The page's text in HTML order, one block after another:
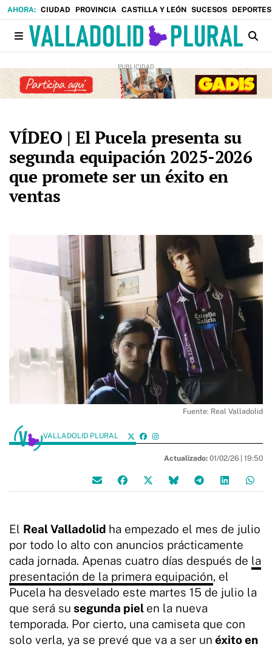
CIUDAD PROVINCIA CASTILLA Y LEÓN SUCESOS DEPORTES
VÍDEO | El Pucela presenta su
segunda equipación 2025-2026
que promete ser un éxito en
ventas
Fuente: Real Valladolid
VALLADOLID PLURAL
Actualizado: 01/02/26 | 19:50
El Real Valladolid ha empezado el mes de julio
por todo lo alto con anuncios prácticamente
cada jornada. Apenas cuatro días después de la
presentación de la primera equipación, el
Pucela ha desvelado este martes 15 de julio la
que será su segunda piel en la nueva
temporada. Por cierto, una camiseta que con
solo verla, ya se prevé que va a ser un éxito en